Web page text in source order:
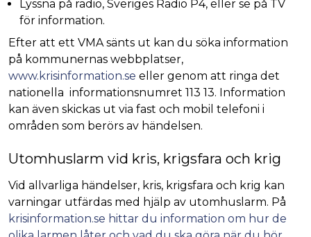
Lyssna på radio, Sveriges Radio P4, eller se på TV
för information.
Efter att ett VMA sänts ut kan du söka information
på kommunernas webbplatser,
www.krisinformation.se eller genom att ringa det
nationella informationsnumret 113 13. Information
kan även skickas ut via fast och mobil telefoni i
områden som berörs av händelsen.
Utomhuslarm vid kris, krigsfara och krig
Vid allvarliga händelser, kris, krigsfara och krig kan
varningar utfärdas med hjälp av utomhuslarm. På
krisinformation.se hittar du information om hur de